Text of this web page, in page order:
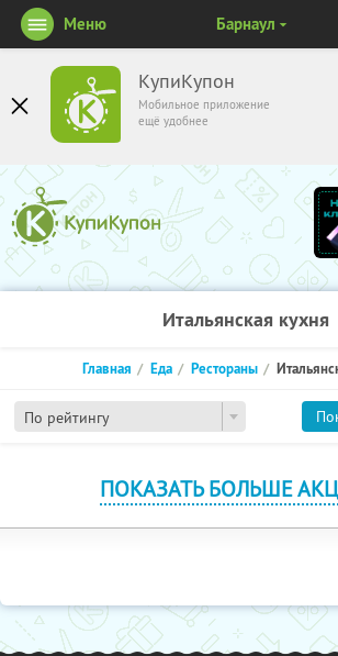
КупиКупон
Мобильное приложение
ещё удобнее
Меню Барнаул
Итальянская кухня
По рейтингу
Главная Еда Рестораны
ПОКАЗАТЬ БОЛЬШЕ